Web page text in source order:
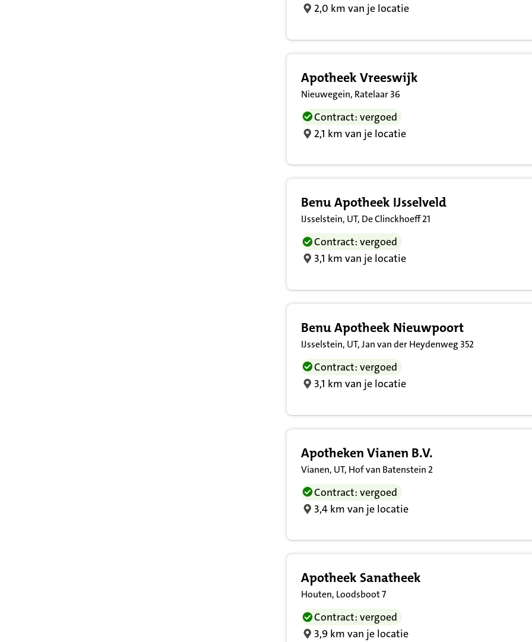
2,0 km van je locatie
Apotheek Vreeswijk
Nieuwegein, Ratelaar 36
Contract: vergoed
2,1 km van je locatie
Benu Apotheek IJsselveld
IJsselstein, UT, De Clinckhoeff 21
Contract: vergoed
3,1 km van je locatie
Benu Apotheek Nieuwpoort
IJsselstein, UT, Jan van der Heydenweg 352
Contract: vergoed
3,1 km van je locatie
Apotheken Vianen B.V.
Vianen, UT, Hof van Batenstein 2
Contract: vergoed
3,4 km van je locatie
Apotheek Sanatheek
Houten, Loodsboot 7
Contract: vergoed
3,9 km van je locatie